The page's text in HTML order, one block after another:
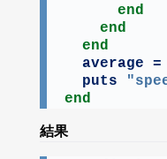
end
end
end
average =
  puts
end
結果